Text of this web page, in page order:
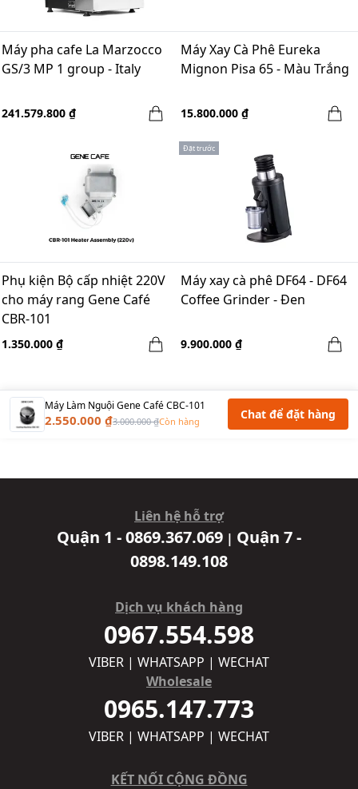
Máy pha cafe La Marzocco
GS/3 MP 1 group - Italy
241.579.800 ₫
Máy Xay Cà Phê Eureka
Mignon Pisa 65 - Màu Trắng
15.800.000 ₫
Phụ kiện Bộ cấp nhiệt 220V
cho máy rang Gene Café
CBR-101
1.350.000 ₫
Đặt trước
Máy xay cà phê DF64 - DF64
Coffee Grinder - Đen
9.900.000 ₫
Máy Làm Nguội Gene Café CBC-101
2.550.000 ₫3.000.000 ₫Còn hàng Chat để đặt hàng
Liên hệ hỗ trợ
Quận 1 - 0869.367.069 | Quận 7 -
0898.149.108
Dịch vụ khách hàng
0967.554.598
VIBER | WHATSAPP | WECHAT
Wholesale
0965.147.773
VIBER | WHATSAPP | WECHAT
KẾT NỐI CỘNG ĐỒNG